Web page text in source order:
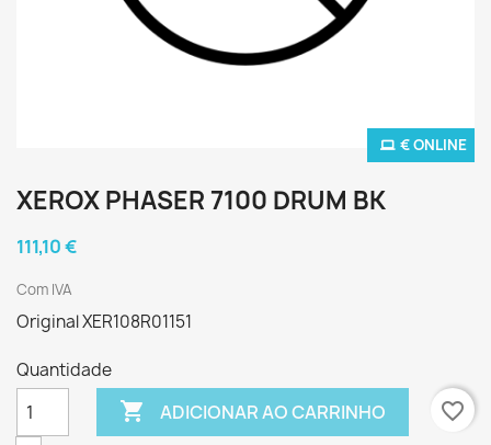
€ ONLINE
XEROX PHASER 7100 DRUM BK
111,10 €
Com IVA
Original XER108R01151
Quantidade
 ADICIONAR AO CARRINHO favorite_border